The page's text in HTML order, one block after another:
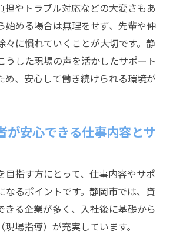
担やトラブル対応などの大変さもあ
始める場合は無理をせず、先輩や仲
々に慣れていくことが大切です。静
うした現場の声を活かしたサポート
め、安心して働き続けられる環境が
が安心できる仕事内容とサ
目指す方にとって、仕事内容やサポ
なるポイントです。静岡市では、資
きる企業が多く、入社後に基礎から
場指導）が充実しています。